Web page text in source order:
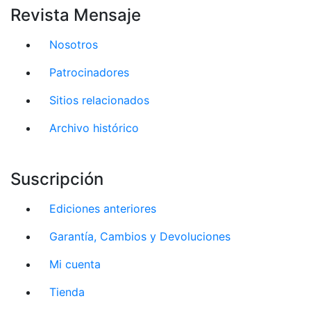
Revista Mensaje
Nosotros
Patrocinadores
Sitios relacionados
Archivo histórico
Suscripción
Ediciones anteriores
Garantía, Cambios y Devoluciones
Mi cuenta
Tienda